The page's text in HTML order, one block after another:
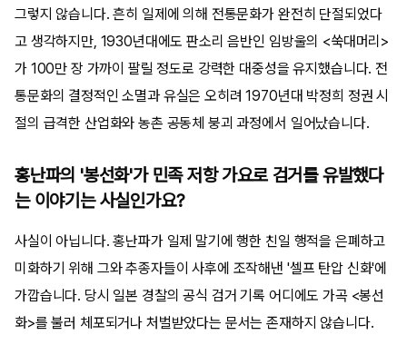
그렇지 않습니다. 흔히 일제에 의해 전통문화가 완전히 단절되었다
고 생각하지만, 1930년대에도 판소리 음반인 임방울의 <쑥대머리>
가 100만 장 가까이 팔릴 정도로 강력한 대중성을 유지했습니다. 전
통문화의 결정적인 소멸과 유실은 오히려 1970년대 박정희 정권 시
절의 급격한 산업화와 농촌 공동체 붕괴 과정에서 일어났습니다.
홍난파의 '봉선화'가 민족 저항 가요로 검거를 유발했다
는 이야기는 사실인가요?
사실이 아닙니다. 홍난파가 일제 말기에 행한 친일 행적을 은폐하고
미화하기 위해 그와 추종자들이 사후에 조작해낸 '셀프 탄압 신화'에
가깝습니다. 당시 일본 경찰의 공식 검거 기록 어디에도 가곡 <봉선
화>를 불러 체포되거나 처벌받았다는 문서는 존재하지 않습니다.